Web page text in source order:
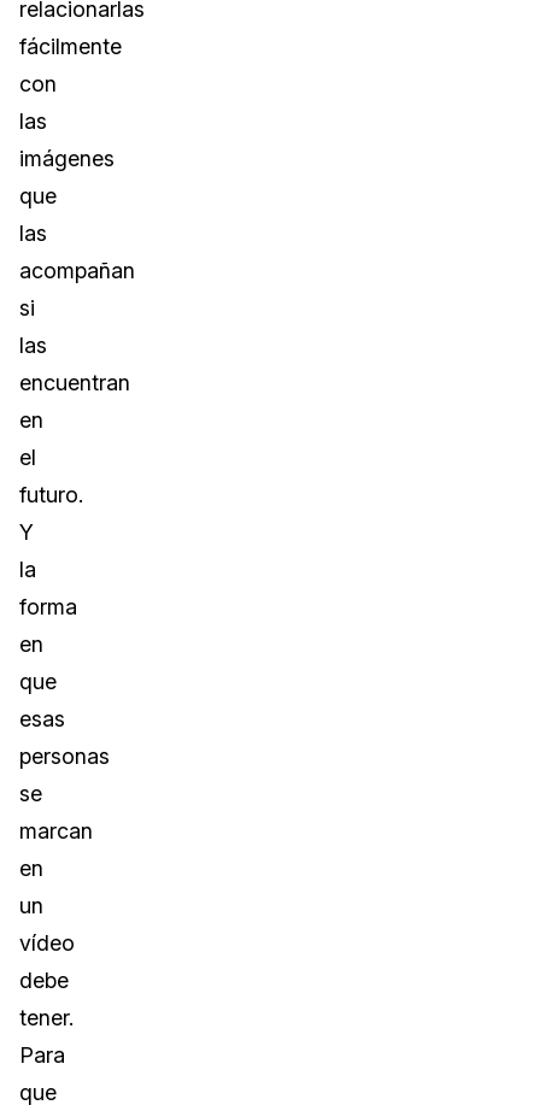
relacionarlas
fácilmente
con
las
imágenes
que
las
acompañan
si
las
encuentran
en
el
futuro.
Y
la
forma
en
que
esas
personas
se
marcan
en
un
vídeo
debe
tener.
Para
que